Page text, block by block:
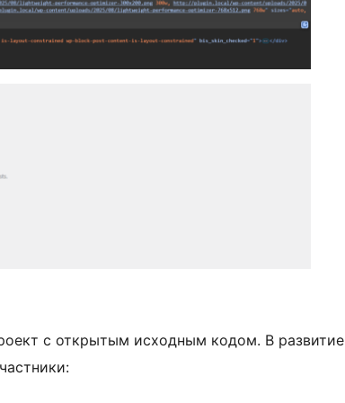
с открытым исходным кодом. В развитие